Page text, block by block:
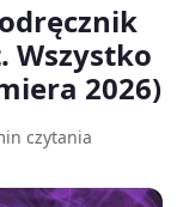
Wszystko
2026)
czytania